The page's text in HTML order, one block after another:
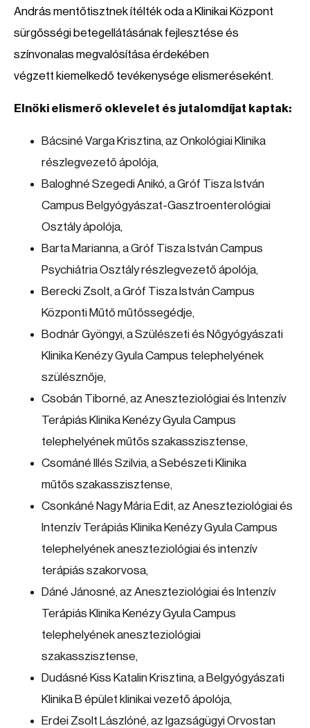
András mentőtisztnek ítélték oda a Klinikai Központ
sürgősségi betegellátásának fejlesztése és
színvonalas megvalósítása érdekében
végzett kiemelkedő tevékenysége elismeréseként.
Elnöki elismerő oklevelet és jutalomdíjat kaptak:
Bácsiné Varga Krisztina, az Onkológiai Klinika
részlegvezető ápolója,
Baloghné Szegedi Anikó, a Gróf Tisza István
Campus Belgyógyászat-Gasztroenterológiai
Osztály ápolója,
Barta Marianna, a Gróf Tisza István Campus
Psychiátria Osztály részlegvezető ápolója,
Berecki Zsolt, a Gróf Tisza István Campus
Központi Műtő műtőssegédje,
Bodnár Gyöngyi, a Szülészeti és Nőgyógyászati
Klinika Kenézy Gyula Campus telephelyének
szülésznője,
Csobán Tiborné, az Aneszteziológiai és Intenzív
Terápiás Klinika Kenézy Gyula Campus
telephelyének műtős szakasszisztense,
Csománé Illés Szilvia, a Sebészeti Klinika
műtős szakasszisztense,
Csonkáné Nagy Mária Edit, az Aneszteziológiai és
Intenzív Terápiás Klinika Kenézy Gyula Campus
telephelyének aneszteziológiai és intenzív
terápiás szakorvosa,
Dáné Jánosné, az Aneszteziológiai és Intenzív
Terápiás Klinika Kenézy Gyula Campus
telephelyének aneszteziológiai
szakasszisztense,
Dudásné Kiss Katalin Krisztina, a Belgyógyászati
Klinika B épület klinikai vezető ápolója,
Erdei Zsolt Lászlóné, az Igazságügyi Orvostan